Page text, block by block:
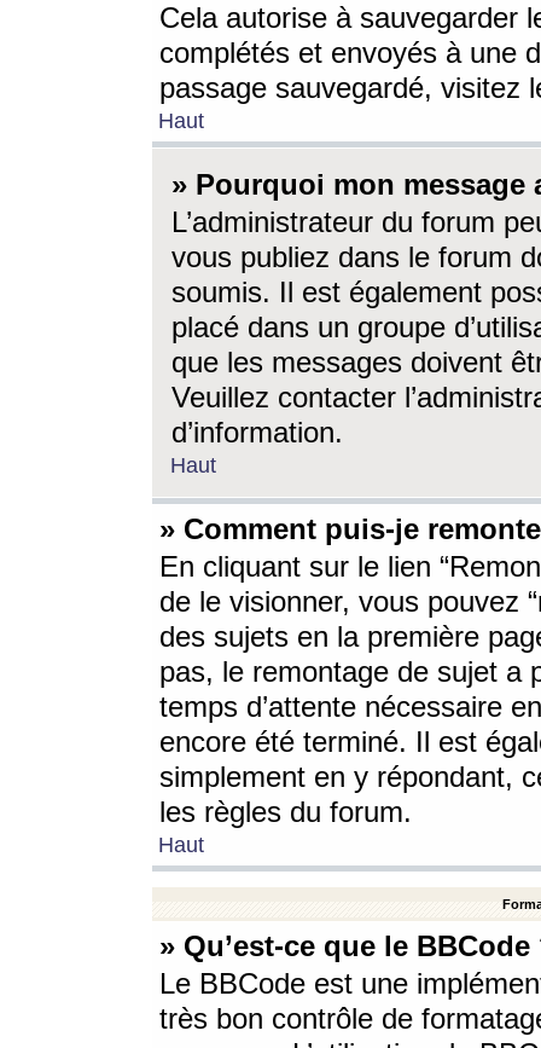
Cela autorise à sauvegarder
complétés et envoyés à une
passage sauvegardé, visitez
Haut
» Pourquoi mon message
L’administrateur du forum
vous publiez dans le forum
soumis. Il est également
placé dans un groupe
que les messages doivent
Veuillez contacter
d’information.
Haut
» Comment puis-je
En cliquant sur le lien
de le visionner, vous pouvez
des sujets en la première
pas, le remontage de sujet a
temps d’attente nécessaire
encore été terminé. Il est
simplement en y répondant,
les règles du forum.
Haut
» Qu’est-ce que le BBCode
Le BBCode est une
très bon contrôle de